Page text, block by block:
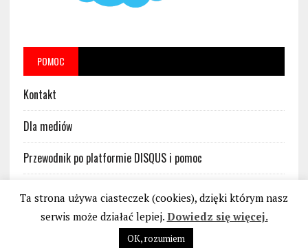
POMOC
Kontakt
Dla mediów
Przewodnik po platformie DISQUS i pomoc
Regulamin platformy DISQUS w serwisie BankoweBezprawie.pl
Ta strona używa ciasteczek (cookies), dzięki którym nasz
serwis może działać lepiej. Dowiedz się więcej.
OK, rozumiem